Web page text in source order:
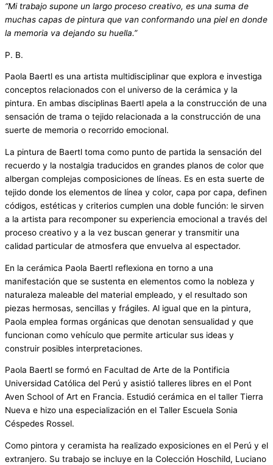
“Mi trabajo supone un largo proceso creativo, es una suma de
muchas capas de pintura que van conformando una piel en donde
la memoria va dejando su huella.”
P. B.
Paola Baertl es una artista multidisciplinar que explora e investiga
conceptos relacionados con el universo de la cerámica y la
pintura. En ambas disciplinas Baertl apela a la construcción de una
sensación de trama o tejido relacionada a la construcción de una
suerte de memoria o recorrido emocional.
La pintura de Baertl toma como punto de partida la sensación del
recuerdo y la nostalgia traducidos en grandes planos de color que
albergan complejas composiciones de líneas. Es en esta suerte de
tejido donde los elementos de línea y color, capa por capa, definen
códigos, estéticas y criterios cumplen una doble función: le sirven
a la artista para recomponer su experiencia emocional a través del
proceso creativo y a la vez buscan generar y transmitir una
calidad particular de atmosfera que envuelva al espectador.
En la cerámica Paola Baertl reflexiona en torno a una
manifestación que se sustenta en elementos como la nobleza y
naturaleza maleable del material empleado, y el resultado son
piezas hermosas, sencillas y frágiles. Al igual que en la pintura,
Paola emplea formas orgánicas que denotan sensualidad y que
funcionan como vehículo que permite articular sus ideas y
construir posibles interpretaciones.
Paola Baertl se formó en Facultad de Arte de la Pontificia
Universidad Católica del Perú y asistió talleres libres en el Pont
Aven School of Art en Francia. Estudió cerámica en el taller Tierra
Nueva e hizo una especialización en el Taller Escuela Sonia
Céspedes Rossel.
Como pintora y ceramista ha realizado exposiciones en el Perú y el
extranjero. Su trabajo se incluye en la Colección Hoschild, Luciano